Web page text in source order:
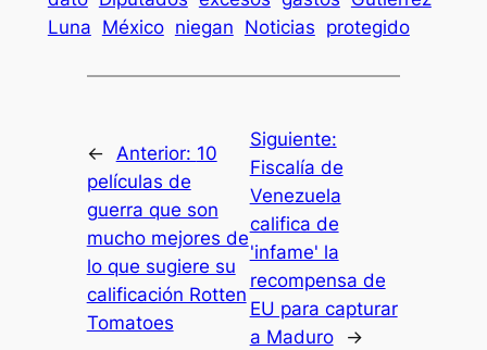
Luna México niegan Noticias protegido
← Anterior: 10
películas de
guerra que son
mucho mejores de
lo que sugiere su
calificación Rotten
Tomatoes
Siguiente:
Fiscalía de
Venezuela
califica de
'infame' la
recompensa de
EU para capturar
a Maduro
→